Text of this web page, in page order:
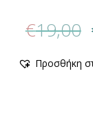
€19,00
Προσθήκη